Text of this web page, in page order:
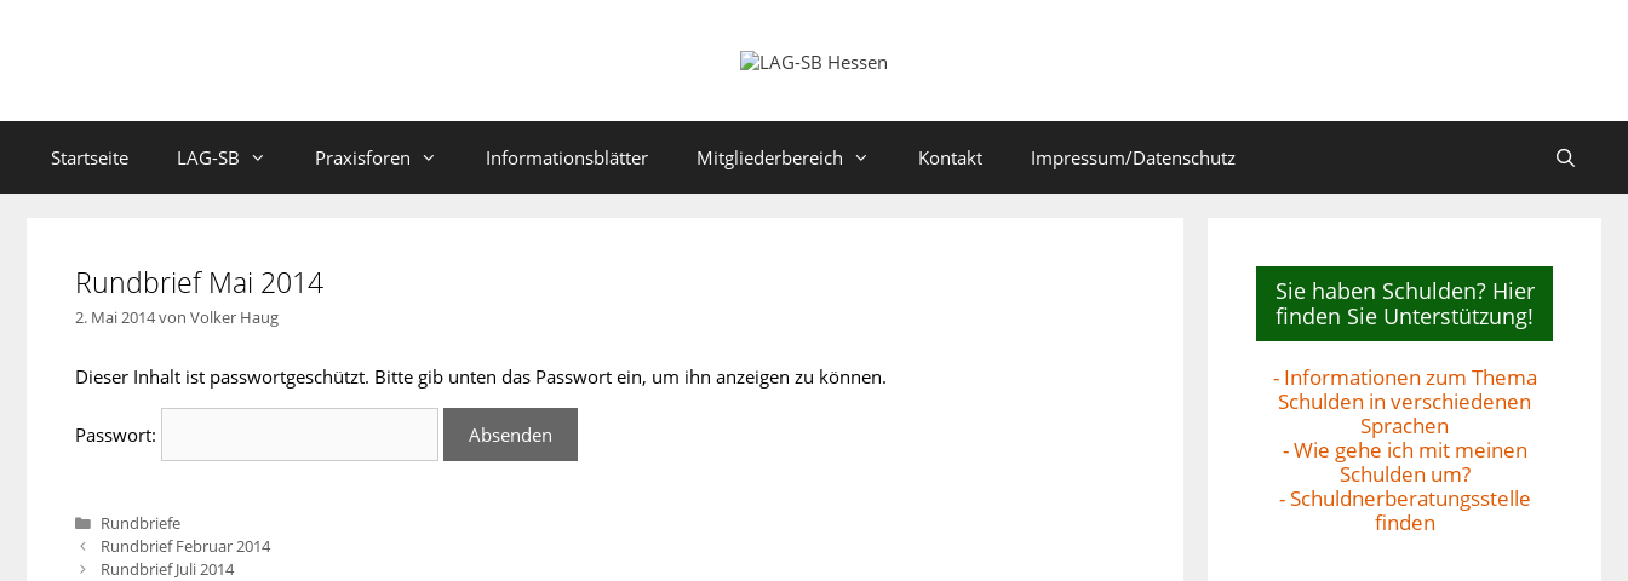
Startseite LAG-SB Praxisforen Informationsblätter Mitgliederbereich Kontakt Impressum/Datenschutz
Rundbrief Mai 2014
2. Mai 2014von Volker Haug
Dieser Inhalt ist passwortgeschützt. Bitte gib unten das Passwort ein, um ihn anzeigen zu können.
Passwort:
Kategorien
Rundbriefe
Rundbrief Februar 2014
Rundbrief Juli 2014
Sie haben Schulden? Hier
finden Sie Unterstützung!
- Informationen zum Thema
Schulden in verschiedenen
Sprachen
- Wie gehe ich mit meinen
Schulden um?
- Schuldnerberatungsstelle
finden